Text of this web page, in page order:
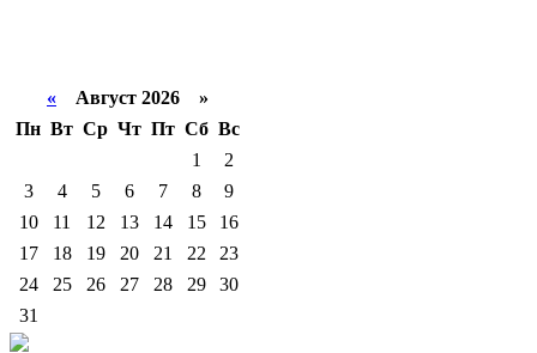
« Август 2026 »
Пн Вт Ср Чт Пт Сб Вс
1
2
3
4 5 6 7 8
9
10
11 12 13 14 15
16
17
18 19 20 21 22
23
24
25 26 27 28 29
30
31